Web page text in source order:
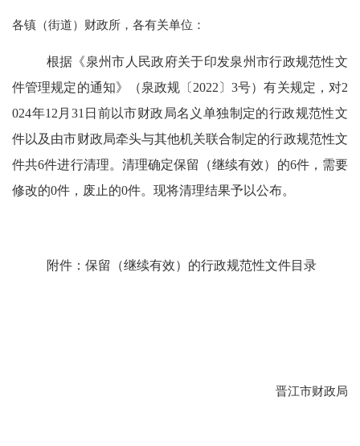
各镇（街道）财政所，各有关单位：
根据《泉州市人民政府关于印发泉州市行政规范性文
件管理规定的通知》（泉政规〔2022 〕3号）有关规定，对2
024年12月 31 日前以市财政局名义单独制定的行政规范性文
件以及由市财政局牵头与其他机关联合制定的行政规范性文
件共6件进行清理。清理确定保留（继续有效）的6件，需要
修改的0件，废止的0件。现将清理结果予以公布。
附件：保留（继续有效）的行政规范性文件目录
晋江市财政局